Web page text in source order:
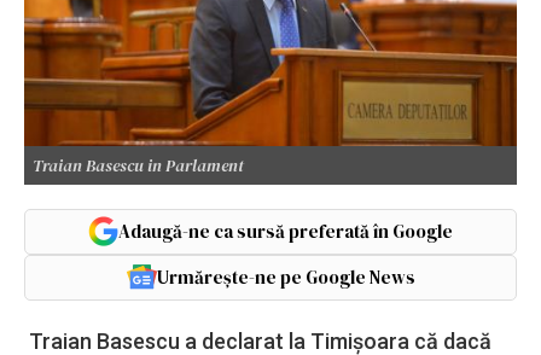
Traian Basescu in Parlament
Adaugă-ne ca sursă preferată în Google
Urmărește-ne pe Google News
Traian Basescu a declarat la Timișoara că dacă